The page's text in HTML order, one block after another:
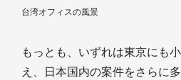
台湾オフィスの風景
もっとも、いずれは東京にも
え、日本国内の案件をさらに